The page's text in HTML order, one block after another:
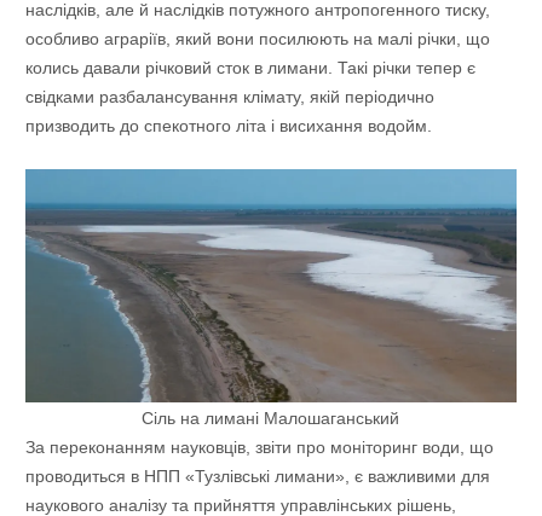
наслідків, але й наслідків потужного антропогенного тиску,
особливо аграріїв, який вони посилюють на малі річки, що
колись давали річковий сток в лимани. Такі річки тепер є
свідками разбалансування клімату, якій періодично
призводить до спекотного літа і висихання водойм.
Сіль на лимані Малошаганський
За переконанням науковців, звіти про моніторинг води, що
проводиться в НПП «Тузлівські лимани», є важливими для
наукового аналізу та прийняття управлінських рішень,